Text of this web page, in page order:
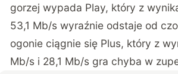
gorzej wypada Play, który z
53,1 Mb/s wyraźnie odstaje od
ogonie ciągnie się Plus, który z
Mb/s i 28,1 Mb/s gra chyba w